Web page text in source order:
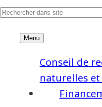
Conseil de
naturelles et